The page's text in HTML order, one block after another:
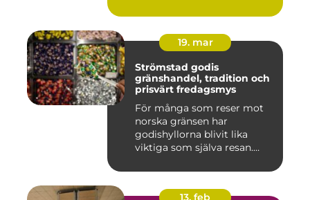
19. mar
Strömstad godis
gränshandel, tradition och
prisvärt fredagsmys
För många som reser mot
norska gränsen har
godishyllorna blivit lika
viktiga som själva resan.
13. feb